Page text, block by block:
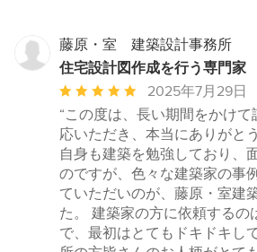
藤原・室 建築設計事務所
住宅設計図作成を行う専門家
平
均
評
価：
5
つ
星
中
2025年7月29日
“この度は、長い期間をかけ
応いただき、本当にありがと
自身も建築を勉強しており、
のですが、色々な建築家の事
ていただいのが、藤原・室建
た。 建築家の方に依頼するの
で、最初はとてもドキドキし